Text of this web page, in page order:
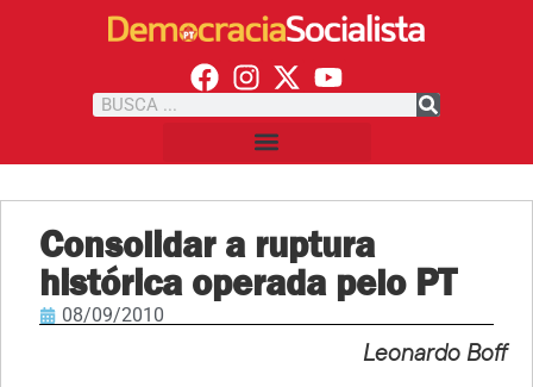
Consolidar a ruptura
histórica operada pelo PT
08/09/2010
Leonardo Boff